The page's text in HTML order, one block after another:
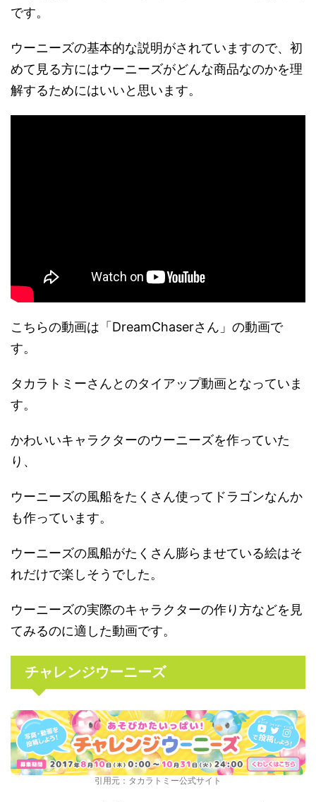
です。
ウーニーズの基本的な説明がされていますので、初
めて見る方にはウーニーズがどんな商品なのかを理
解するためにはいいと思います。
こちらの動画は「DreamChaserさん」の動画で
す。
タカラトミーさんとのタイアップ動画となっていま
す。
かわいいキャラクターのウーニーズを作っていた
り、
ウーニーズの風船をたくさん使ってドラゴンなんか
も作っています。
ウーニーズの風船がたくさん膨らませている絵はそ
れだけで楽しそうでした。
ウーニーズの実際のキャラクターの作り方などを見
てみるのに適した動画です。
チャレンジウーニーズ
引用元：タカラトミー公式サイト